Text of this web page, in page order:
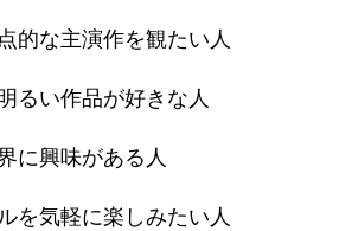
的な主演作を観たい人
るい作品が好きな人
に興味がある人
を気軽に楽しみたい人